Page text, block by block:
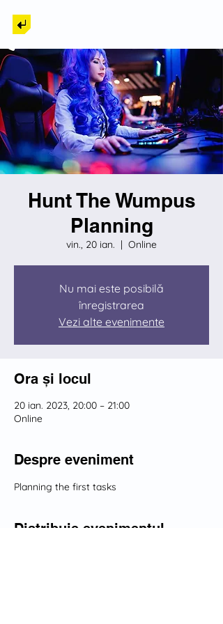
Hunt The Wumpus
Planning
vin., 20 ian.
  |
Online
Nu mai este posibilă
înregistrarea
Vezi alte evenimente
Ora și locul
20 ian. 2023, 20:00 – 21:00
Online
Despre eveniment
Planning the first tasks
Distribuie evenimentul